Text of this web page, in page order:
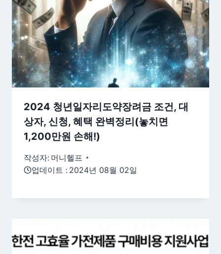
2024 청년일자리도약장려금 조건, 대
상자, 신청, 혜택 완벽정리(놓치면
1,200만원 손해!)
작성자: 머니헬프
업데이트 : 2024년 08월 02일